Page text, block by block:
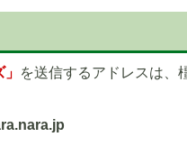
を送信するアドレスは、